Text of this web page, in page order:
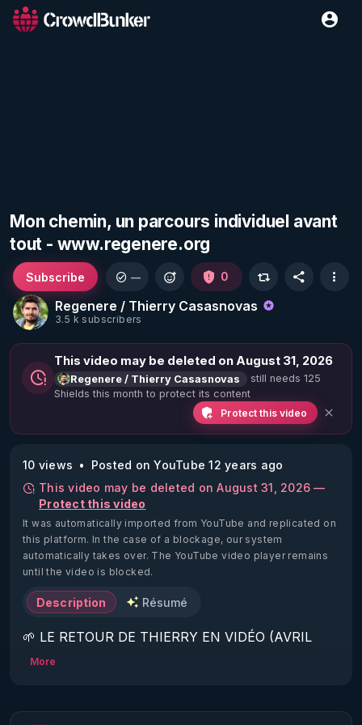
Mon chemin, un parcours individuel avant
tout - www.regenere.org
Regenere / Thierry Casasnovas
3.5 k subscribers
Subscribe — 0
This video may be deleted on August 31, 2026
Regenere / Thierry Casasnovas
still needs 125
Shields this month to protect its content
Protect this video
10 views
Posted on YouTube 12 years ago
This video may be deleted on August 31, 2026 —
Protect this video
It was automatically imported from YouTube and replicated on
this platform. In the case of a blockage, our system
automatically takes over. The YouTube video player remains
until the video is blocked.
Description Résumé
🌱 LE RETOUR DE THIERRY EN VIDÉO (AVRIL
2022)!
https://www.rgnr.fr/presentation.html
More